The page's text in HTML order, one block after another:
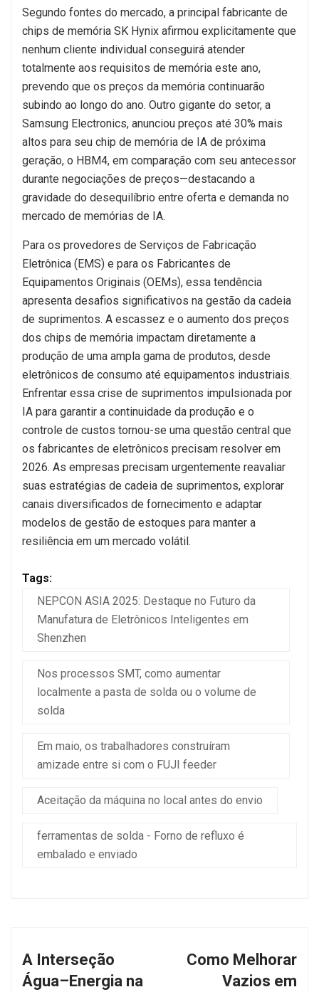
Segundo fontes do mercado, a principal fabricante de
chips de memória SK Hynix afirmou explicitamente que
nenhum cliente individual conseguirá atender
totalmente aos requisitos de memória este ano,
prevendo que os preços da memória continuarão
subindo ao longo do ano. Outro gigante do setor, a
Samsung Electronics, anunciou preços até 30% mais
altos para seu chip de memória de IA de próxima
geração, o HBM4, em comparação com seu antecessor
durante negociações de preços—destacando a
gravidade do desequilíbrio entre oferta e demanda no
mercado de memórias de IA.
Para os provedores de Serviços de Fabricação
Eletrônica (EMS) e para os Fabricantes de
Equipamentos Originais (OEMs), essa tendência
apresenta desafios significativos na gestão da cadeia
de suprimentos. A escassez e o aumento dos preços
dos chips de memória impactam diretamente a
produção de uma ampla gama de produtos, desde
eletrônicos de consumo até equipamentos industriais.
Enfrentar essa crise de suprimentos impulsionada por
IA para garantir a continuidade da produção e o
controle de custos tornou-se uma questão central que
os fabricantes de eletrônicos precisam resolver em
2026. As empresas precisam urgentemente reavaliar
suas estratégias de cadeia de suprimentos, explorar
canais diversificados de fornecimento e adaptar
modelos de gestão de estoques para manter a
resiliência em um mercado volátil.
Tags:
NEPCON ASIA 2025: Destaque no Futuro da
Manufatura de Eletrônicos Inteligentes em
Shenzhen
Nos processos SMT, como aumentar
localmente a pasta de solda ou o volume de
solda
Em maio, os trabalhadores construíram
amizade entre si com o FUJI feeder
Aceitação da máquina no local antes do envio
ferramentas de solda - Forno de refluxo é
embalado e enviado
A Interseção
Água–Energia na
Como Melhorar
Vazios em